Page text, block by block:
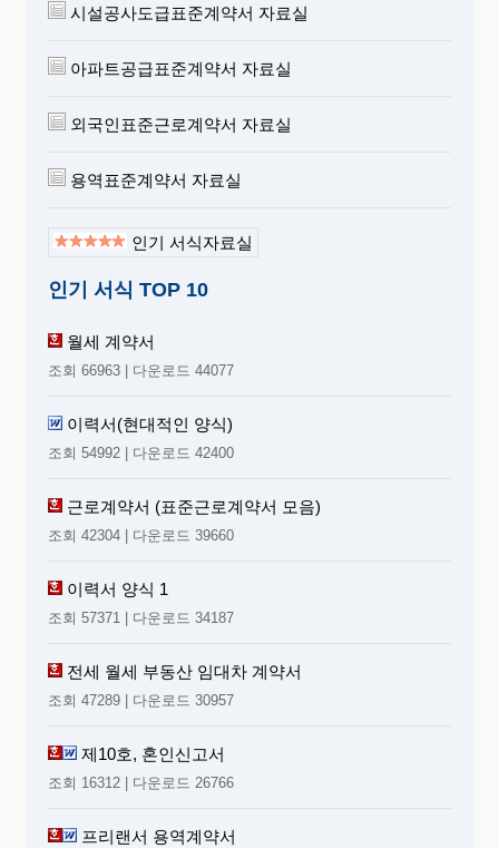
시설공사도급표준계약서 자료실
아파트공급표준계약서 자료실
외국인표준근로계약서 자료실
용역표준계약서 자료실
인기 서식자료실
인기 서식 TOP 10
월세 계약서
조회 66963 | 다운로드 44077
이력서(현대적인 양식)
조회 54992 | 다운로드 42400
근로계약서 (표준근로계약서 모음)
조회 42304 | 다운로드 39660
이력서 양식 1
조회 57371 | 다운로드 34187
전세 월세 부동산 임대차 계약서
조회 47289 | 다운로드 30957
제10호, 혼인신고서
조회 16312 | 다운로드 26766
프리랜서 용역계약서